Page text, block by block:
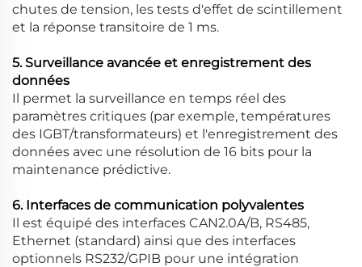
chutes de tension, les tests d'effet de scintillement
et la réponse transitoire de 1 ms.
5. Surveillance avancée et enregistrement des
données
Il permet la surveillance en temps réel des
paramètres critiques (par exemple, températures
des IGBT/transformateurs) et l'enregistrement des
données avec une résolution de 16 bits pour la
maintenance prédictive.
6. Interfaces de communication polyvalentes
Il est équipé des interfaces CAN2.0A/B, RS485,
Ethernet (standard) ainsi que des interfaces
optionnels RS232/GPIB pour une intégration